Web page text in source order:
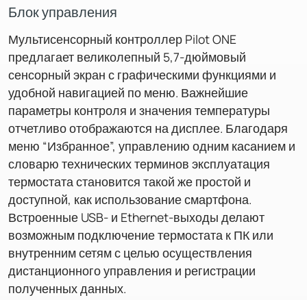
Блок управления
Мультисенсорный контроллер Pilot ONE
предлагает великолепный 5,7-дюймовый
сенсорный экран с графическими функциями и
удобной навигацией по меню. Важнейшие
параметры контроля и значения температуры
отчетливо отображаются на дисплее. Благодаря
меню “Избранное”, управлению одним касанием и
словарю технических терминов эксплуатация
термостата становится такой же простой и
доступной, как использование смартфона.
Встроенные USB- и Ethernet-выходы делают
возможным подключение термостата к ПК или
внутренним сетям с целью осуществления
дистанционного управления и регистрации
полученных данных.